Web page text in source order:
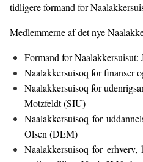
tidligere formand for
Medlemmerne af det nye
Formand for
Naalakkersuisoq for finanser
Naalakkersuisoq for
Motzfeldt (SIU)
Naalakkersuisoq for
Olsen (DEM)
Naalakkersuisoq for erhverv,